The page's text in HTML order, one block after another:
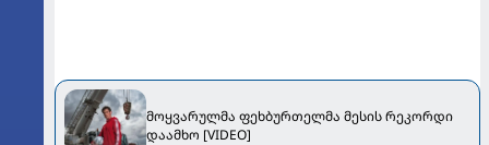
მოყვარულმა ფეხბურთელმა მესის რეკორდი
დაამხო [VIDEO]